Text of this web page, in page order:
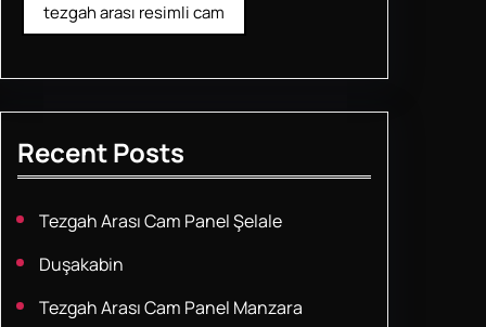
tezgah arası resimli cam
Recent Posts
Tezgah Arası Cam Panel Şelale
Duşakabin
Tezgah Arası Cam Panel Manzara